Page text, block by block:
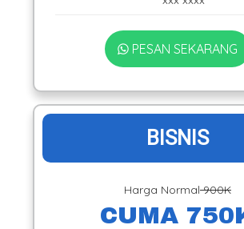
PESAN SEKARANG
BISNIS
Harga Normal900K
CUMA